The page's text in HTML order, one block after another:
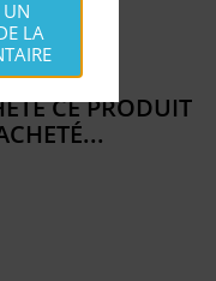
CE PRODUIT
UN
LA